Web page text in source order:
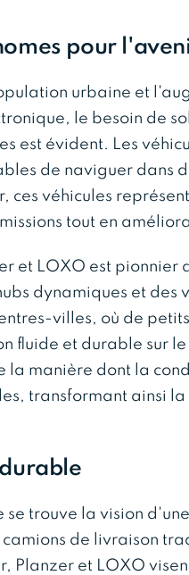
pour
urbaine et
le besoin de
est évident. Les
de naviguer dans
ces véhicules
tout en
et LOXO est pionnier
dynamiques et des
villes, où de
fluide et durable sur
la manière dont la
transformant ainsi
trouve la vision
de livraison
Planzer et LOXO